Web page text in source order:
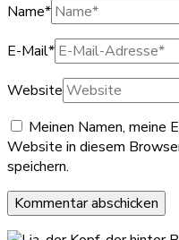
Name*
E-Mail*
Website
Meinen Namen, meine
Website in diesem
speichern.